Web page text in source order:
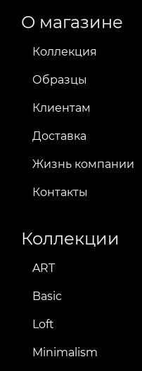
О магазине
Коллекция
Образцы
Клиентам
Доставка
Жизнь компании
Контакты
Коллекции
ART
Basic
Loft
Minimalism